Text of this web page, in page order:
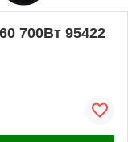
700Вт 95422